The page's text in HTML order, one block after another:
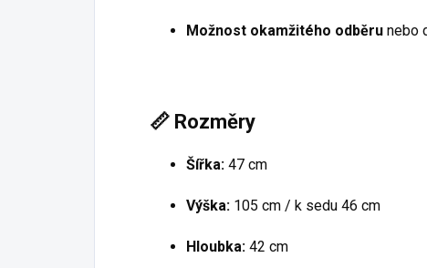
Možnost okamžitého odběru nebo
📏 Rozměry
Šířka: 47 cm
Výška: 105 cm / k sedu 46 cm
Hloubka: 42 cm